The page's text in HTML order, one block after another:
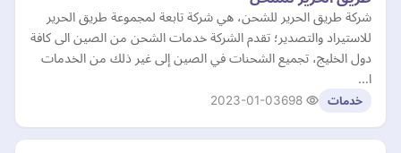
شركة طريق الحرير للشحن، هي شركة تابعة لمجموعة طريق الحرير
للاستيراد والتصدير؛ تقدم الشركة خدمات الشحن من الصين الى كافة
دول الخليج، تجميع الشحنات في الصين إلى غير ذلك من الخدمات
ا…
خدمات 2023-01-03